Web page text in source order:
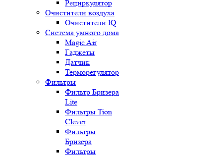
Рециркулятор
Очистители воздуха
Очистители IQ
Система умного дома
Magic Air
Гаджеты
Датчик
Терморегулятор
Фильтры
Фильтр Бризера
Lite
Фильтры Tion
Clever
Фильтры
Бризера
Фильтры